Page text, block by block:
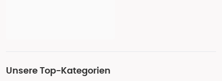
Unsere Top-Kategorien